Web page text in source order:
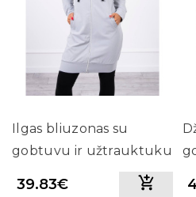
Ilgas bliuzonas su
gobtuvu ir užtrauktuku
39.83€